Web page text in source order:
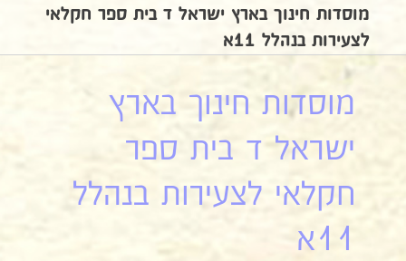
מוסדות חינוך בארץ ישראל ד בית ספר חקלאי
לצעירות בנהלל 11א
מוסדות חינוך בארץ
ישראל ד בית ספר
חקלאי לצעירות בנהלל
11א